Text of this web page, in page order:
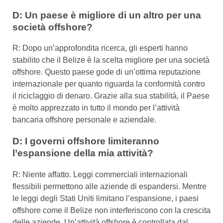
D: Un paese è migliore di un altro per una
società offshore?
R: Dopo un’approfondita ricerca, gli esperti hanno
stabilito che il Belize è la scelta migliore per una società
offshore. Questo paese gode di un’ottima reputazione
internazionale per quanto riguarda la conformità contro
il riciclaggio di denaro. Grazie alla sua stabilità, il Paese
è molto apprezzato in tutto il mondo per l’attività
bancaria offshore personale e aziendale.
D: I governi offshore limiteranno
l’espansione della mia attività?
R: Niente affatto. Leggi commerciali internazionali
flessibili permettono alle aziende di espandersi. Mentre
le leggi degli Stati Uniti limitano l’espansione, i paesi
offshore come il Belize non interferiscono con la crescita